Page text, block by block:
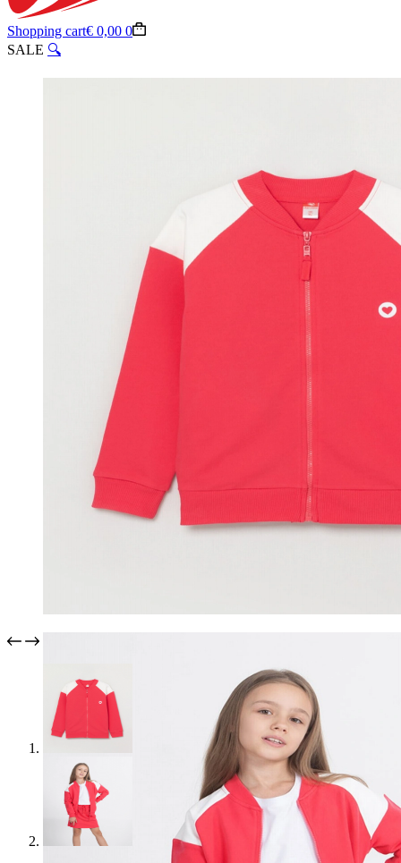
Shopping cart€ 0,00 0
SALE 🔍